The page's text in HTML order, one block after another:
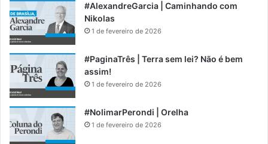
#AlexandreGarcia | Caminhando com
Nikolas
1 de fevereiro de 2026
#PaginaTrês | Terra sem lei? Não é bem
assim!
1 de fevereiro de 2026
#NolimarPerondi | Orelha
1 de fevereiro de 2026